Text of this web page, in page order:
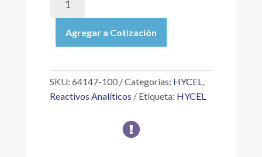
ÁCIDO
SULFÁMICO
G
Agregar a Cotización
SKU: 64147-100 Categorías: HYCEL,
Reactivos Analíticos
Etiqueta: HYCEL
